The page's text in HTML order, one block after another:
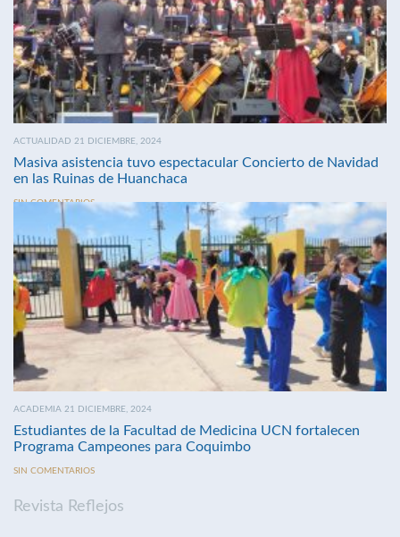
ACTUALIDAD 21 DICIEMBRE, 2024
Masiva asistencia tuvo espectacular Concierto de Navidad
en las Ruinas de Huanchaca
SIN COMENTARIOS
ACADEMIA 21 DICIEMBRE, 2024
Estudiantes de la Facultad de Medicina UCN fortalecen
Programa Campeones para Coquimbo
SIN COMENTARIOS
Revista Reflejos